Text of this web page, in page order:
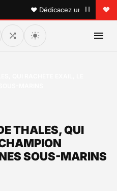
♥ Dédicacez un titre à vos
THALES, QUI
SOUS-MARINS